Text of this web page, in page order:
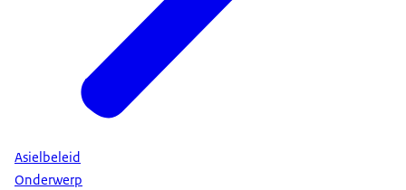
Asielbeleid
Onderwerp